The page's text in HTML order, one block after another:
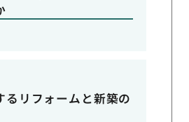
るリフォームと新築の